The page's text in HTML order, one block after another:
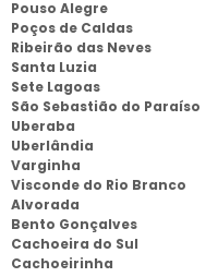
Pouso Alegre
Poços de Caldas
Ribeirão das Neves
Santa Luzia
Sete Lagoas
São Sebastião do Paraíso
Uberaba
Uberlândia
Varginha
Visconde do Rio Branco
Alvorada
Bento Gonçalves
Cachoeira do Sul
Cachoeirinha